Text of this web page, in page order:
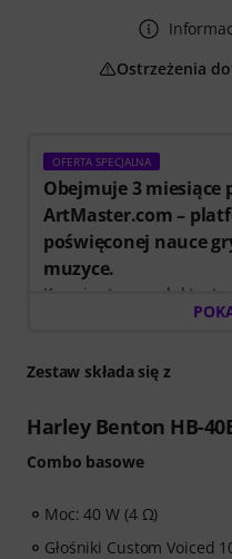
OFERTA SPECJALNA
Obejmuje 3 miesiące
ArtMaster.com –
poświęconej nauce
muzyce.
Kupując ten produkt,
miesięczny kupon o
dostęp do wszystkich
wzmocnienie groove'u,
kreatywności muzycznej.
nauczyciela gry na basie,
holistycznego podejścia
Zestaw składa się z
Harley Benton HB-
Combo basowe
Moc: 40 W (4 Ω)
Głośniki Custom Voiced
Ostrzeżenia